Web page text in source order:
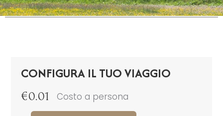
CONFIGURA IL TUO VIAGGIO
€0.01 Costo a persona